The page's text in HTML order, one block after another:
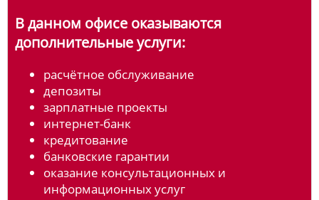
В данном офисе оказываются
дополнительные услуги:
расчётное обслуживание
депозиты
зарплатные проекты
интернет-банк
кредитование
банковские гарантии
оказание консультационных и
информационных услуг